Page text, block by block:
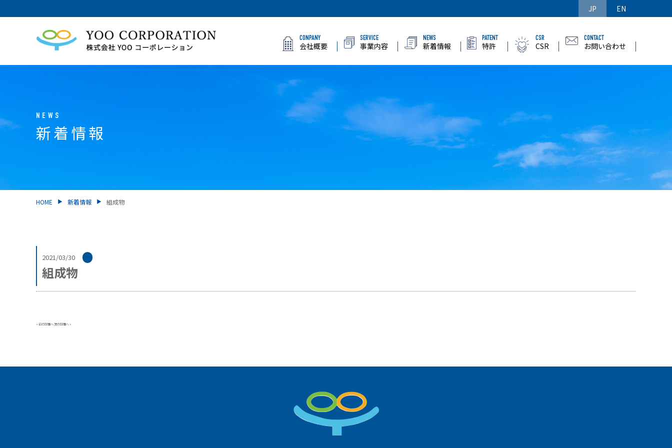
JP EN
CONPANY
会社概要
SERVICE
事業内容
NEWS
新着情報
PATENT
特許
CSR
CSR
CONTACT
お問い合わせ
NEWS
新着情報
HOME 新着情報 組成物
2021/03/30
組成物
« 前の記事へ次の記事へ »